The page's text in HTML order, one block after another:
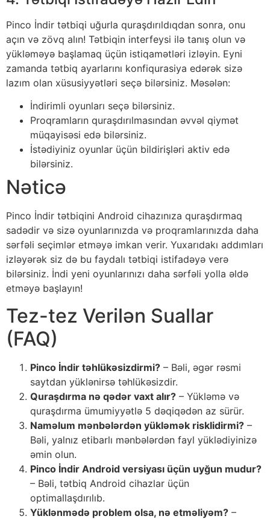
Pinco İndir tətbiqi uğurla quraşdırıldıqdan sonra, onu
açın və zövq alın! Tətbiqin interfeysi ilə tanış olun və
yükləməyə başlamaq üçün istiqamətləri izləyin. Eyni
zamanda tətbiq ayarlarını konfiqurasiya edərək sizə
lazım olan xüsusiyyətləri seçə bilərsiniz. Məsələn:
İndirimli oyunları seçə bilərsiniz.
Proqramların quraşdırılmasından əvvəl qiymət
müqayisəsi edə bilərsiniz.
İstədiyiniz oyunlar üçün bildirişləri aktiv edə
bilərsiniz.
Nəticə
Pinco İndir tətbiqini Android cihazınıza quraşdırmaq
sadədir və sizə oyunlarınızda və proqramlarınızda daha
sərfəli seçimlər etməyə imkan verir. Yuxarıdakı addımları
izləyərək siz də bu faydalı tətbiqi istifadəyə verə
bilərsiniz. İndi yeni oyunlarınızı daha sərfəli yolla əldə
etməyə başlayın!
Tez-tez Verilən Suallar
(FAQ)
Pinco İndir təhlükəsizdirmi? – Bəli, əgər rəsmi
saytdan yüklənirsə təhlükəsizdir.
Quraşdırma nə qədər vaxt alır? – Yükləmə və
quraşdırma ümumiyyətlə 5 dəqiqədən az sürür.
Naməlum mənbələrdən yükləmək risklidirmi? –
Bəli, yalnız etibarlı mənbələrdən fayl yüklədiyinizə
əmin olun.
Pinco İndir Android versiyası üçün uyğun mudur?
– Bəli, tətbiq Android cihazlar üçün
optimallaşdırılıb.
Yüklənmədə problem olsa, nə etməliyəm? –